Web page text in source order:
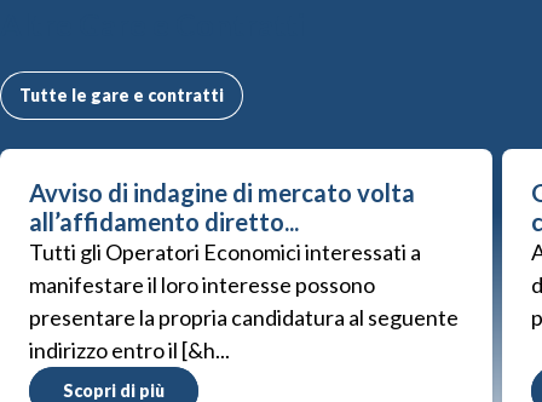
Tutte le gare e contratti
Avviso di indagine di mercato volta
all’affidamento diretto...
Tutti gli Operatori Economici interessati a
manifestare il loro interesse possono
presentare la propria candidatura al seguente
indirizzo entro il [&h...
Scopri di più